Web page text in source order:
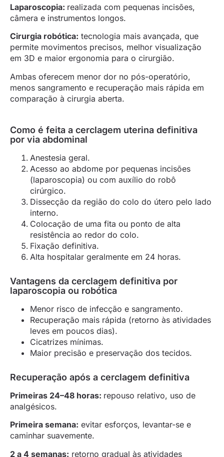
Laparoscopia: realizada com pequenas incisões,
câmera e instrumentos longos.
Cirurgia robótica: tecnologia mais avançada, que
permite movimentos precisos, melhor visualização
em 3D e maior ergonomia para o cirurgião.
Ambas oferecem menor dor no pós-operatório,
menos sangramento e recuperação mais rápida em
comparação à cirurgia aberta.
Como é feita a cerclagem uterina definitiva
por via abdominal
Anestesia geral.
Acesso ao abdome por pequenas incisões
(laparoscopia) ou com auxílio do robô
cirúrgico.
Dissecção da região do colo do útero pelo lado
interno.
Colocação de uma fita ou ponto de alta
resistência ao redor do colo.
Fixação definitiva.
Alta hospitalar geralmente em 24 horas.
Vantagens da cerclagem definitiva por
laparoscopia ou robótica
Menor risco de infecção e sangramento.
Recuperação mais rápida (retorno às atividades
leves em poucos dias).
Cicatrizes mínimas.
Maior precisão e preservação dos tecidos.
Recuperação após a cerclagem definitiva
Primeiras 24–48 horas: repouso relativo, uso de
analgésicos.
Primeira semana: evitar esforços, levantar-se e
caminhar suavemente.
2 a 4 semanas: retorno gradual às atividades